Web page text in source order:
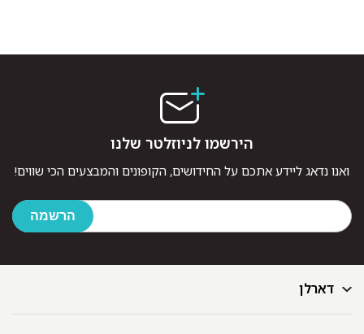
דארלן
הירשמו לניוזלטר שלנו
ואנו נדאג ליידע אתכם על החידושים, הקופונים והמבצעים הכי שווים!